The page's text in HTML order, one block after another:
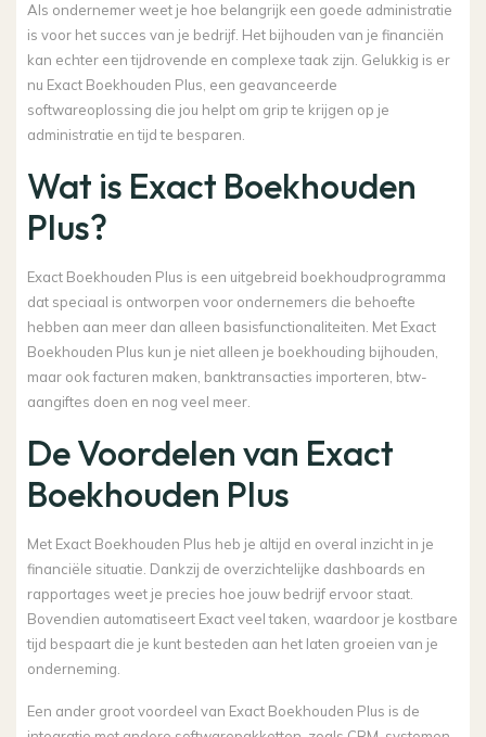
Als ondernemer weet je hoe belangrijk een goede administratie
is voor het succes van je bedrijf. Het bijhouden van je financiën
kan echter een tijdrovende en complexe taak zijn. Gelukkig is er
nu Exact Boekhouden Plus, een geavanceerde
softwareoplossing die jou helpt om grip te krijgen op je
administratie en tijd te besparen.
Wat is Exact Boekhouden
Plus?
Exact Boekhouden Plus is een uitgebreid boekhoudprogramma
dat speciaal is ontworpen voor ondernemers die behoefte
hebben aan meer dan alleen basisfunctionaliteiten. Met Exact
Boekhouden Plus kun je niet alleen je boekhouding bijhouden,
maar ook facturen maken, banktransacties importeren, btw-
aangiftes doen en nog veel meer.
De Voordelen van Exact
Boekhouden Plus
Met Exact Boekhouden Plus heb je altijd en overal inzicht in je
financiële situatie. Dankzij de overzichtelijke dashboards en
rapportages weet je precies hoe jouw bedrijf ervoor staat.
Bovendien automatiseert Exact veel taken, waardoor je kostbare
tijd bespaart die je kunt besteden aan het laten groeien van je
onderneming.
Een ander groot voordeel van Exact Boekhouden Plus is de